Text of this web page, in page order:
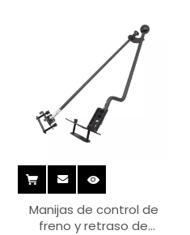
Manijas de control de
freno y retraso de